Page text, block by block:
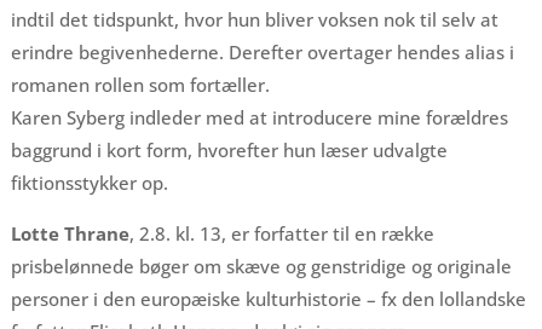
indtil det tidspunkt, hvor hun bliver voksen nok til selv at
erindre begivenhederne. Derefter overtager hendes alias i
romanen rollen som fortæller.
Karen Syberg indleder med at introducere mine forældres
baggrund i kort form, hvorefter hun læser udvalgte
fiktionsstykker op.
Lotte Thrane, 2.8. kl. 13, er forfatter til en række
prisbelønnede bøger om skæve og genstridige og originale
personer i den europæiske kulturhistorie – fx den lollandske